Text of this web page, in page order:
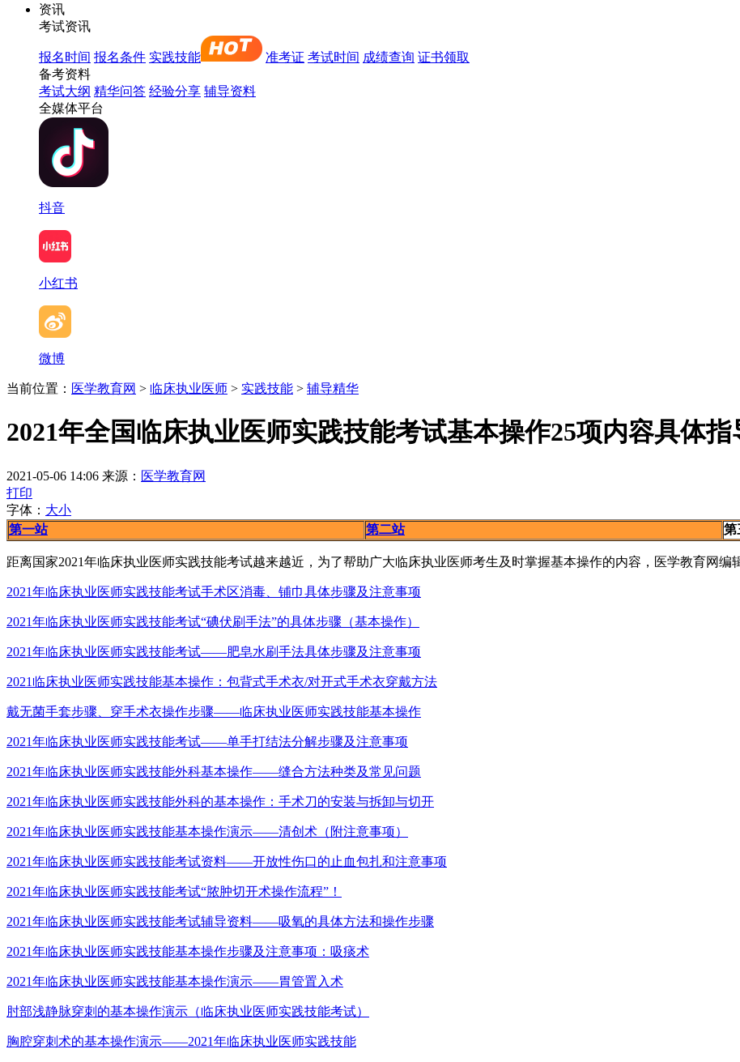
资讯
考试资讯
报名时间 报名条件 实践技能 准考证 考试时间 成绩查询 证书领取
备考资料
考试大纲 精华问答 经验分享 辅导资料
全媒体平台
抖音
小红书
微博
当前位置： 医学教育网 > 临床执业医师 > 实践技能 > 辅导精华
2021年全国临床执业医师实践技能考试基本操作25项内容具体指
2021-05-06 14:06 来源： 医学教育网
打印
字体： 大小
第一站
第二站 第
距离国家2021年临床执业医师实践技能考试越来越近，为了帮助广大临床执业医师考生及时掌握基本操作的内容，医学教育网编
2021年临床执业医师实践技能考试手术区消毒、铺巾具体步骤及注意事项
2021年临床执业医师实践技能考试“碘伏刷手法”的具体步骤（基本操作）
2021年临床执业医师实践技能考试——肥皂水刷手法具体步骤及注意事项
2021临床执业医师实践技能基本操作：包背式手术衣/对开式手术衣穿戴方法
戴无菌手套步骤、穿手术衣操作步骤——临床执业医师实践技能基本操作
2021年临床执业医师实践技能考试——单手打结法分解步骤及注意事项
2021年临床执业医师实践技能外科基本操作——缝合方法种类及常见问题
2021年临床执业医师实践技能外科的基本操作：手术刀的安装与拆卸与切开
2021年临床执业医师实践技能基本操作演示——清创术（附注意事项）
2021年临床执业医师实践技能考试资料——开放性伤口的止血包扎和注意事项
2021年临床执业医师实践技能考试“脓肿切开术操作流程”！
2021年临床执业医师实践技能考试辅导资料——吸氧的具体方法和操作步骤
2021年临床执业医师实践技能基本操作步骤及注意事项：吸痰术
2021年临床执业医师实践技能基本操作演示——胃管置入术
肘部浅静脉穿刺的基本操作演示（临床执业医师实践技能考试）
胸腔穿刺术的基本操作演示——2021年临床执业医师实践技能